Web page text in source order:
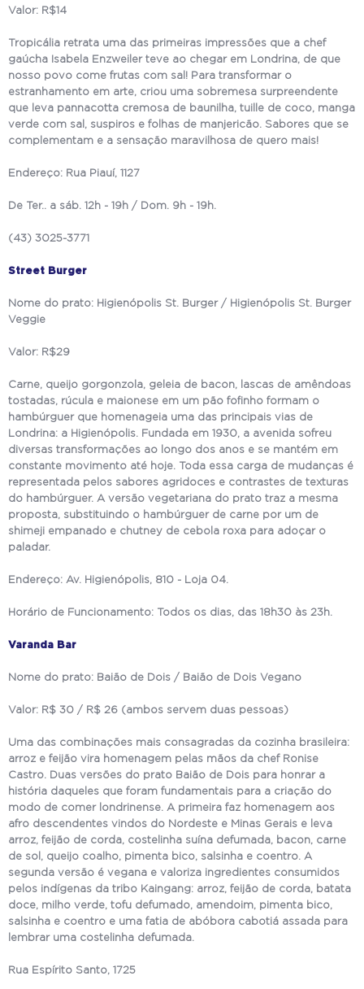
Valor: R$14
Tropicália retrata uma das primeiras impressões que a chef
gaúcha Isabela Enzweiler teve ao chegar em Londrina, de que
nosso povo come frutas com sal! Para transformar o
estranhamento em arte, criou uma sobremesa surpreendente
que leva pannacotta cremosa de baunilha, tuille de coco, manga
verde com sal, suspiros e folhas de manjericão. Sabores que se
complementam e a sensação maravilhosa de quero mais!
Endereço: Rua Piauí, 1127
De Ter.. a sáb. 12h - 19h / Dom. 9h - 19h.
(43) 3025-3771
Street Burger
Nome do prato: Higienópolis St. Burger / Higienópolis St. Burger
Veggie
Valor: R$29
Carne, queijo gorgonzola, geleia de bacon, lascas de amêndoas
tostadas, rúcula e maionese em um pão fofinho formam o
hambúrguer que homenageia uma das principais vias de
Londrina: a Higienópolis. Fundada em 1930, a avenida sofreu
diversas transformações ao longo dos anos e se mantém em
constante movimento até hoje. Toda essa carga de mudanças é
representada pelos sabores agridoces e contrastes de texturas
do hambúrguer. A versão vegetariana do prato traz a mesma
proposta, substituindo o hambúrguer de carne por um de
shimeji empanado e chutney de cebola roxa para adoçar o
paladar.
Endereço: Av. Higienópolis, 810 - Loja 04.
Horário de Funcionamento: Todos os dias, das 18h30 às 23h.
Varanda Bar
Nome do prato: Baião de Dois / Baião de Dois Vegano
Valor: R$ 30 / R$ 26 (ambos servem duas pessoas)
Uma das combinações mais consagradas da cozinha brasileira:
arroz e feijão vira homenagem pelas mãos da chef Ronise
Castro. Duas versões do prato Baião de Dois para honrar a
história daqueles que foram fundamentais para a criação do
modo de comer londrinense. A primeira faz homenagem aos
afro descendentes vindos do Nordeste e Minas Gerais e leva
arroz, feijão de corda, costelinha suína defumada, bacon, carne
de sol, queijo coalho, pimenta bico, salsinha e coentro. A
segunda versão é vegana e valoriza ingredientes consumidos
pelos indígenas da tribo Kaingang: arroz, feijão de corda, batata
doce, milho verde, tofu defumado, amendoim, pimenta bico,
salsinha e coentro e uma fatia de abóbora cabotiá assada para
lembrar uma costelinha defumada.
Rua Espírito Santo, 1725